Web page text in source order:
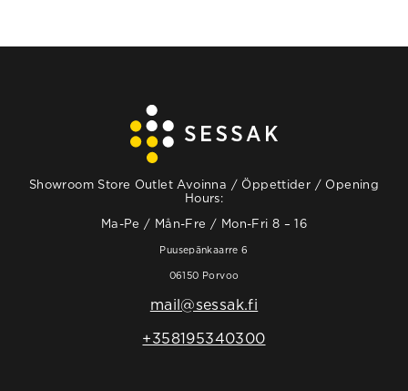
Showroom Store Outlet Avoinna / Öppettider / Opening
Hours:
Ma-Pe / Mån-Fre / Mon-Fri 8 – 16
Puusepänkaarre 6
06150 Porvoo
mail@sessak.fi
+358195340300